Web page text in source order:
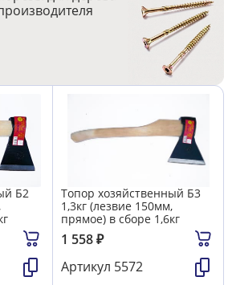
Б2
Топор хозяйственный Б3
1,3кг (лезвие 150мм,
прямое) в сборе 1,6кг
1 558₽
Артикул 5572